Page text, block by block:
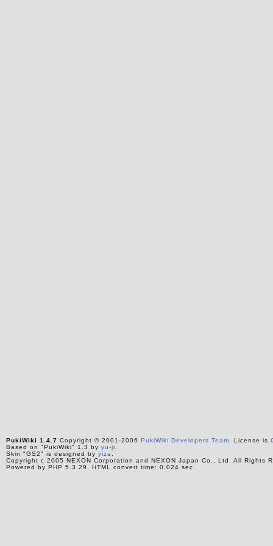
PukiWiki 1.4.7 Copyright © 2001-2006 PukiWiki Developers Team . License is
Based on "PukiWiki" 1.3 by yu-ji
Skin "GS2" is designed by yiza
Copyright c 2005 NEXON Corporation and NEXON Japan Co., Ltd. All Rights
Powered by PHP 5.3.29. HTML convert time: 0.024 sec.